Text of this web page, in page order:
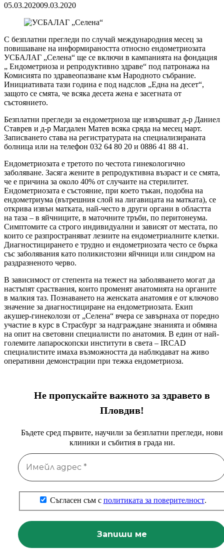
05.03.202009.03.2020
С безплатни прегледи по случай международния месец за
повишаване на информираността относно ендометриозата
УСБАЛАГ „Селена“ ще се включи в кампанията на фондация
„ Ендометриоза и репродуктивно здраве“ под патронажа на
Комисията по здравеопазване към Народното събрание.
Инициативата тази година е под надслов „Една на десет“,
защото се смята, че всяка десета жена е засегната от
състоянието.
Безплатни прегледи за ендометриоза ще извършват д-р Даниел
Ставрев и д-р Магдален Матев всяка сряда на месец март.
Записването става на регистратурата на специализираната
болница или на телефон 032 64 80 20 и 0886 41 88 41.
Ендометриозата е третото по честота гинекологично
заболяване. Засяга жените в репродуктивна възраст и се смята,
че е причина за около 40% от случаите на стерилитет.
Ендометриозата е състояние, при което тъкан, подобна на
ендометриума (вътрешния слой на лигавицата на матката), се
открива извън матката, най-често в други органи в областта
на таза – в яйчниците, в маточните тръби, по перитонеума.
Симптомите са строго индивидуални и зависят от местата, по
които се разпространяват лезиите на ендометриалните клетки.
Диагностицирането е трудно и ендометриозата често се бърка
със заболявания като поликистозни яйчници или синдром на
раздразненото черво.
В зависимост от степента на тежест на заболяването могат да
настъпят сраствания, които променят анатомията на органите
в малкия таз. Познаването на женската анатомия е от ключово
значение за диагностициране на ендометриозата. Екип
акушер-гинеколози от „Селена“ вчера се завърнаха от поредно
участие в курс в Страсбург за надграждане знанията и обмяна
на опит на световни специалисти по анатомия. В един от най-
големите лапароскопски институти в света – IRCAD
специалистите имаха възможността да наблюдават на живо
оперативни демонстрации при тежка ендометриоза.
Не пропускайте важното за здравето в
Пловдив!
Бъдете сред първите, научили за безплатни прегледи, нови
клиники и събития в града ни.
Съгласен съм с политиката за поверителност.